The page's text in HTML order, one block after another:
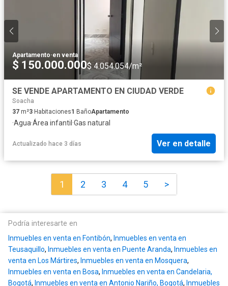
Apartamento·en venta
$ 150.000.000$ 4.054.054/m²
SE VENDE APARTAMENTO EN CIUDAD VERDE
Soacha
37 m²3 Habitaciones1 BañoApartamento
·Agua·Área infantil ·Gas natural
Actualizado hace 3 días Ver en detalle
1 2 3 4 5 >
Podría interesarte en
Inmuebles en venta en Fontibón, Inmuebles en venta en
Teusaquillo, Inmuebles en venta en Puente Aranda, Inmuebles en
venta en Los Mártires, Inmuebles en venta en Mosquera,
Inmuebles en venta en Bosa, Inmuebles en venta en Candelaria,
Bogotá, Inmuebles en venta en Antonio Nariño, Bogotá, Inmuebles